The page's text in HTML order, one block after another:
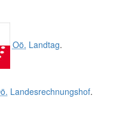
Oö. Landtag.
Landesrechnungshof.